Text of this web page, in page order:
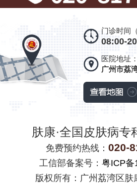
门诊时间
08:00-
医院地址：
广州市荔
肤康·全国皮肤病专
免费预约热线： 020-
工信部备案号： 粤ICP备
版权所有：广州荔湾区肤